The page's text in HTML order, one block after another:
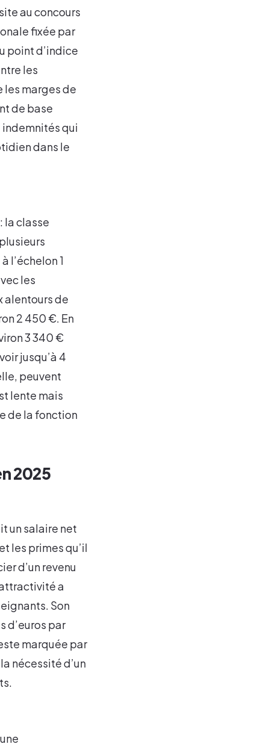
au concours
fixée par
point d’indice
les
les marges de
de base
indemnités qui
dans le
la classe
l’échelon 1
les
alentours de
2 450 €. En
3 340 €
jusqu’à 4
peuvent
lente mais
de la fonction
2025
un salaire net
les primes qu’il
d’un revenu
a
Son
d’euros par
marquée par
nécessité d’un